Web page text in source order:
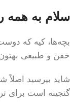
سلام به
بچه‌ها، کیه که
خفن و طبیعی
شاید بپرسید اصلاً
گنجینه است برای